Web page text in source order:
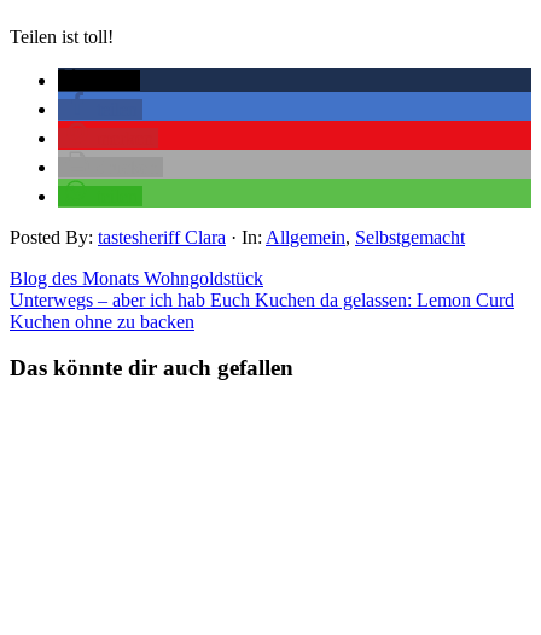
Teilen ist toll!
Posted By: tastesheriff Clara · In: Allgemein, Selbstgemacht
Blog des Monats Wohngoldstück
Unterwegs – aber ich hab Euch Kuchen da gelassen: Lemon Curd
Kuchen ohne zu backen
Das könnte dir auch gefallen